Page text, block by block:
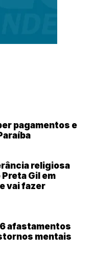
pagamentos e
religiosa
Gil em
vai fazer
afastamentos
mentais